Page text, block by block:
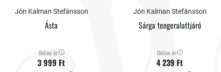
Jón Kalman Stefánsson
Ásta
Online ár:
3 999 Ft
Jón Kalman Stefánsson
Sárga tengeralattjáró
Online ár:
4 239 Ft